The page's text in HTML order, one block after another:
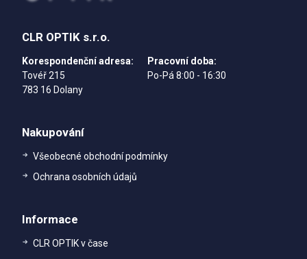
CLR OPTIK s.r.o.
Korespondenční adresa:
Tovéř 215
783 16 Dolany
Pracovní doba:
Po-Pá 8:00 - 16:30
Nakupování
Všeobecné obchodní podmínky
Ochrana osobních údajů
Informace
CLR OPTIK v čase